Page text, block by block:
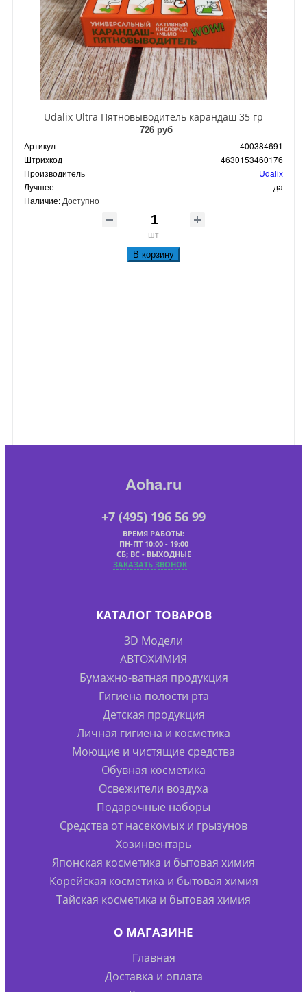
Udalix Ultra Пятновыводитель карандаш 35 гр
726 руб
Артикул
400384691
Штрихкод
4630153460176
Производитель
Udalix
Лучшее
да
Наличие: Доступно
шт
В корзину
Aoha.ru
+7 (495) 196 56 99
ВРЕМЯ РАБОТЫ:
ПН-ПТ 10:00 - 19:00
СБ; ВС - ВЫХОДНЫЕ
ЗАКАЗАТЬ ЗВОНОК
КАТАЛОГ ТОВАРОВ
3D Модели
АВТОХИМИЯ
Бумажно-ватная продукция
Гигиена полости рта
Детская продукция
Личная гигиена и косметика
Моющие и чистящие средства
Обувная косметика
Освежители воздуха
Подарочные наборы
Средства от насекомых и грызунов
Хозинвентарь
Японская косметика и бытовая химия
Корейская косметика и бытовая химия
Тайская косметика и бытовая химия
О МАГАЗИНЕ
Главная
Доставка и оплата